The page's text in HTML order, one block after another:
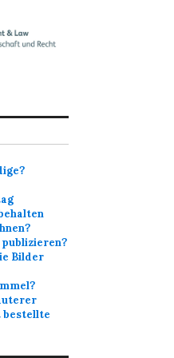
publizieren?
Bilder
bestellte